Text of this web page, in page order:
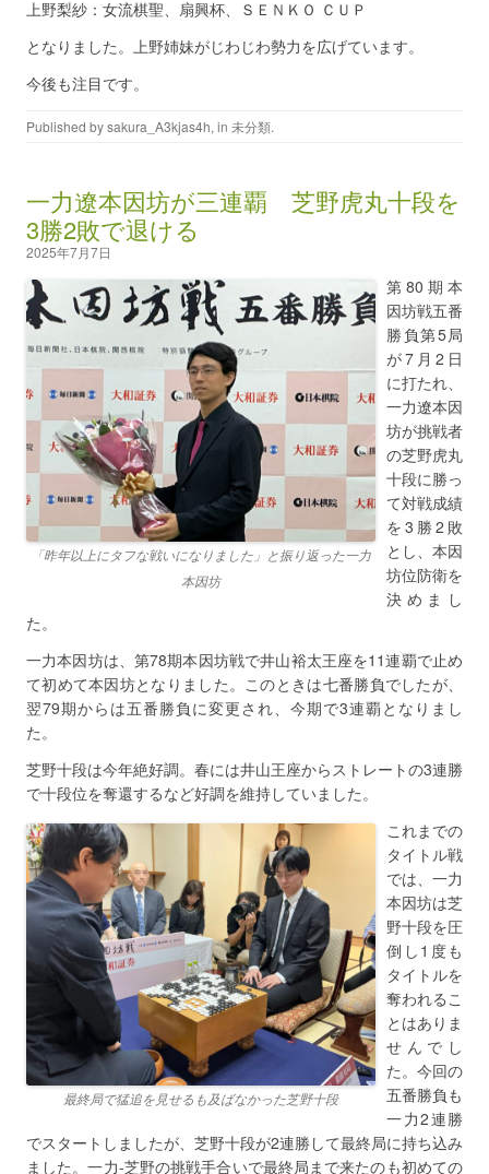
上野梨紗：女流棋聖、扇興杯、ＳＥＮＫＯ ＣＵＰ
となりました。上野姉妹がじわじわ勢力を広げています。
今後も注目です。
Published bysakura_A3kjas4h, in 未分類.
一力遼本因坊が三連覇 芝野虎丸十段を
3勝2敗で退ける
2025年7月7日
「昨年以上にタフな戦いになりました」と振り返った一力
本因坊
第80期本
因坊戦五番
勝負第5局
が7月2日
に打たれ、
一力遼本因
坊が挑戦者
の芝野虎丸
十段に勝っ
て対戦成績
を3勝2敗
とし、本因
坊位防衛を
決めまし
た。
一力本因坊は、第78期本因坊戦で井山裕太王座を11連覇で止め
て初めて本因坊となりました。このときは七番勝負でしたが、
翌79期からは五番勝負に変更され、今期で3連覇となりまし
た。
芝野十段は今年絶好調。春には井山王座からストレートの3連勝
で十段位を奪還するなど好調を維持していました。
最終局で猛追を見せるも及ばなかった芝野十段
これまでの
タイトル戦
では、一力
本因坊は芝
野十段を圧
倒し1度も
タイトルを
奪われるこ
とはありま
せんでし
た。今回の
五番勝負も
一力2連勝
でスタートしましたが、芝野十段が2連勝して最終局に持ち込み
ました。一力-芝野の挑戦手合いで最終局まで来たのも初めての